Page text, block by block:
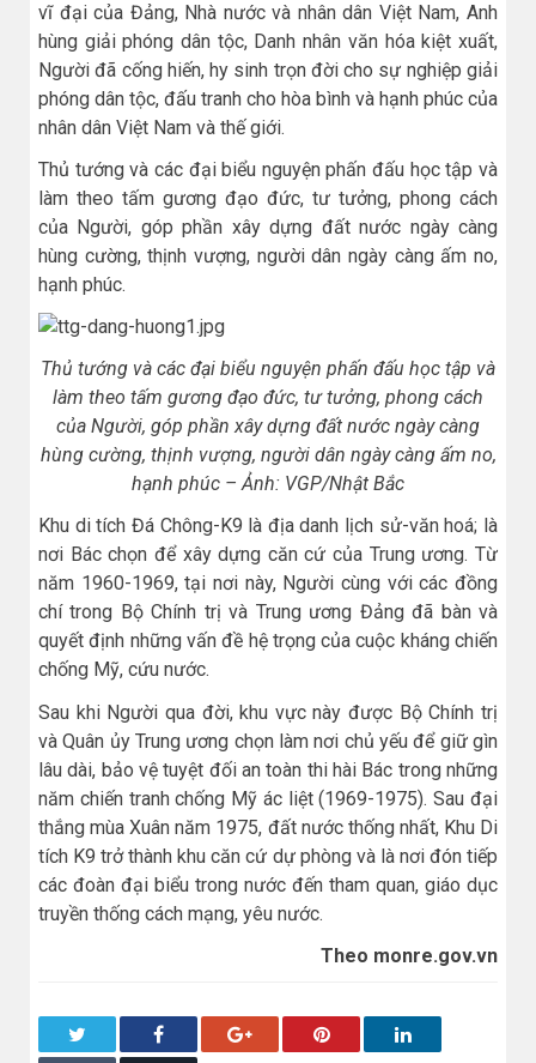
vĩ đại của Đảng, Nhà nước và nhân dân Việt Nam, Anh
hùng giải phóng dân tộc, Danh nhân văn hóa kiệt xuất,
Người đã cống hiến, hy sinh trọn đời cho sự nghiệp giải
phóng dân tộc, đấu tranh cho hòa bình và hạnh phúc của
nhân dân Việt Nam và thế giới.
Thủ tướng và các đại biểu nguyện phấn đấu học tập và
làm theo tấm gương đạo đức, tư tưởng, phong cách
của Người, góp phần xây dựng đất nước ngày càng
hùng cường, thịnh vượng, người dân ngày càng ấm no,
hạnh phúc.
Thủ tướng và các đại biểu nguyện phấn đấu học tập và
làm theo tấm gương đạo đức, tư tưởng, phong cách
của Người, góp phần xây dựng đất nước ngày càng
hùng cường, thịnh vượng, người dân ngày càng ấm no,
hạnh phúc – Ảnh: VGP/Nhật Bắc
Khu di tích Đá Chông-K9 là địa danh lịch sử-văn hoá; là
nơi Bác chọn để xây dựng căn cứ của Trung ương. Từ
năm 1960-1969, tại nơi này, Người cùng với các đồng
chí trong Bộ Chính trị và Trung ương Đảng đã bàn và
quyết định những vấn đề hệ trọng của cuộc kháng chiến
chống Mỹ, cứu nước.
Sau khi Người qua đời, khu vực này được Bộ Chính trị
và Quân ủy Trung ương chọn làm nơi chủ yếu để giữ gìn
lâu dài, bảo vệ tuyệt đối an toàn thi hài Bác trong những
năm chiến tranh chống Mỹ ác liệt (1969-1975). Sau đại
thắng mùa Xuân năm 1975, đất nước thống nhất, Khu Di
tích K9 trở thành khu căn cứ dự phòng và là nơi đón tiếp
các đoàn đại biểu trong nước đến tham quan, giáo dục
truyền thống cách mạng, yêu nước.
Theo monre.gov.vn
Facebook Google+ Pinterest LinkedIn